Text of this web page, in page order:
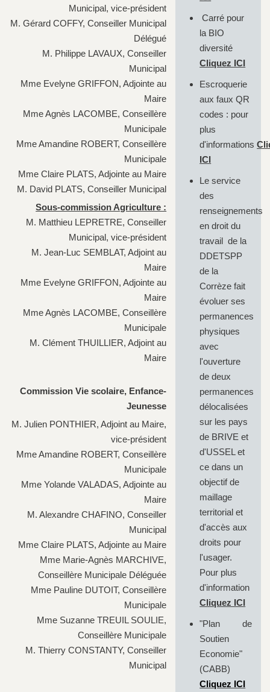
Municipal, vice-président
M. Gérard COFFY, Conseiller Municipal
Délégué
M. Philippe LAVAUX, Conseiller
Municipal
Mme Evelyne GRIFFON, Adjointe au
Maire
Mme Agnès LACOMBE, Conseillère
Municipale
Mme Amandine ROBERT, Conseillère
Municipale
Mme Claire PLATS, Adjointe au Maire
M. David PLATS, Conseiller Municipal
Sous-commission Agriculture :
M. Matthieu LEPRETRE, Conseiller
Municipal, vice-président
M. Jean-Luc SEMBLAT, Adjoint au
Maire
Mme Evelyne GRIFFON, Adjointe au
Maire
Mme Agnès LACOMBE, Conseillère
Municipale
M. Clément THUILLIER, Adjoint au
Maire
Commission Vie scolaire, Enfance-
Jeunesse
M. Julien PONTHIER, Adjoint au Maire,
vice-président
Mme Amandine ROBERT, Conseillère
Municipale
Mme Yolande VALADAS, Adjointe au
Maire
M. Alexandre CHAFINO, Conseiller
Municipal
Mme Claire PLATS, Adjointe au Maire
Mme Marie-Agnès MARCHIVE,
Conseillère Municipale Déléguée
Mme Pauline DUTOIT, Conseillère
Municipale
Mme Suzanne TREUIL SOULIE,
Conseillère Municipale
M. Thierry CONSTANTY, Conseiller
Municipal
Carré pour
la BIO
diversité
Cliquez ICI
Escroquerie
aux faux QR
codes : pour
plus
d'informations
ICI
Le service
des
renseignements
en droit du
travail de la
DDETSPP
de la
Corrèze fait
évoluer ses
permanences
physiques
avec
l'ouverture
de deux
permanences
délocalisées
sur les pays
de BRIVE et
d'USSEL et
ce dans un
objectif de
maillage
territorial et
d'accès aux
droits pour
l'usager.
Pour plus
d'information
Cliquez ICI
"Plan de
Soutien
Economie"
(CABB)
Cliquez ICI